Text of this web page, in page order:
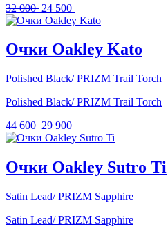
32 000 Первоначальная
цена
32
000 .
24 500
цена:
500 .
Очки Oakley Kato
Polished Black/ PRIZM Trail Torch
Polished Black/ PRIZM Trail Torch
44 600 Первоначальная
цена
600 .
29 900
цена:
900 .
Очки Oakley Sutro Ti
Satin Lead/ PRIZM Sapphire
Satin Lead/ PRIZM Sapphire